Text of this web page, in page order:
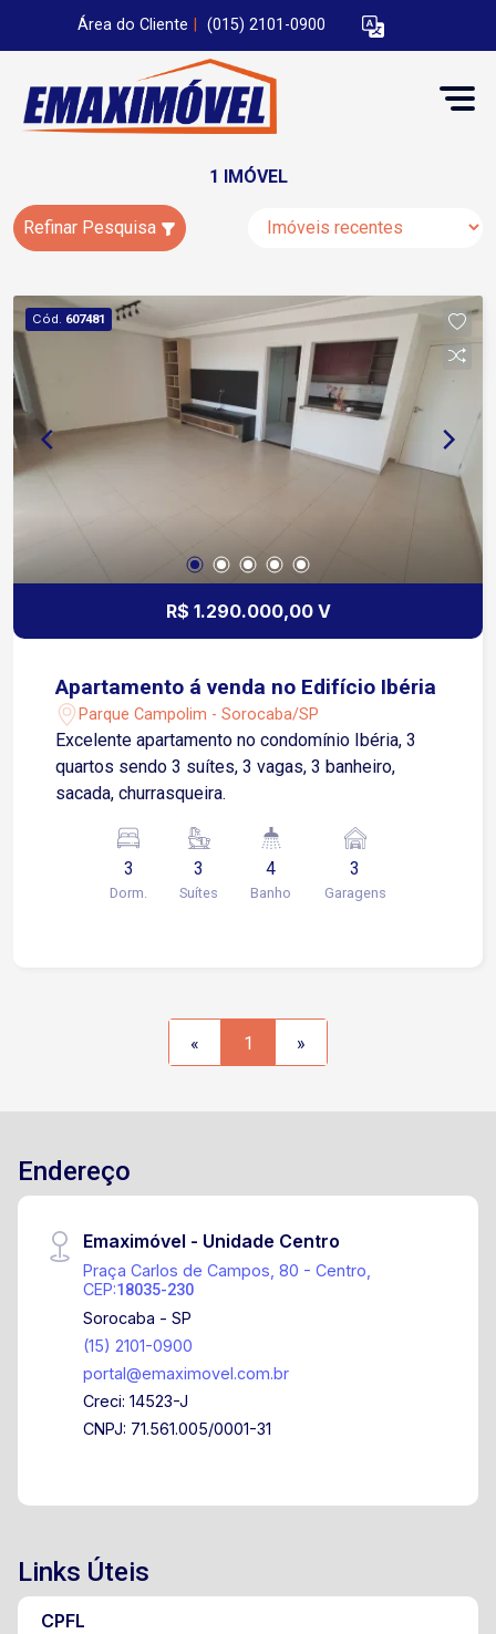
Área do Cliente (015) 2101-0900
1 IMÓVEL
Refinar Pesquisa
Cód. 607481
R$ 1.290.000,00 V
Apartamento á venda no Edifício Ibéria
Parque Campolim - Sorocaba/SP
Excelente apartamento no condomínio Ibéria, 3
quartos sendo 3 suítes, 3 vagas, 3 banheiro,
sacada, churrasqueira.
3
Dorm.
3
Suítes
4
Banho
3
Garagens
« 1 »
Endereço
Emaximóvel - Unidade Centro
Praça Carlos de Campos, 80 - Centro,
CEP:18035-230
Sorocaba - SP
(15) 2101-0900
portal@emaximovel.com.br
Creci: 14523-J
CNPJ: 71.561.005/0001-31
Links Úteis
CPFL